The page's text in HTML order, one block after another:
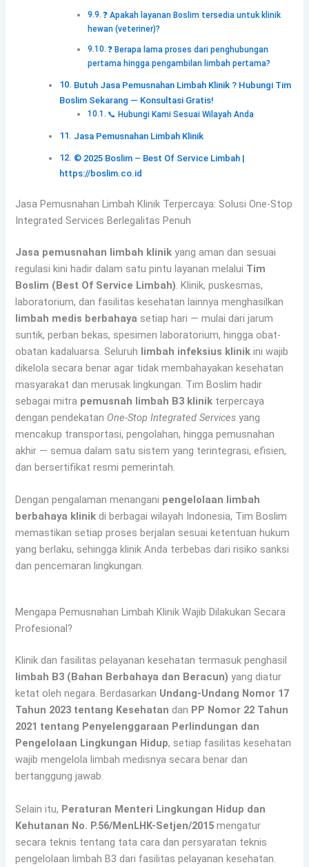
❓ Apakah layanan Boslim tersedia untuk klinik
hewan (veteriner)?
❓ Berapa lama proses dari penghubungan
pertama hingga pengambilan limbah pertama?
Butuh Jasa Pemusnahan Limbah Klinik ? Hubungi Tim
Boslim Sekarang — Konsultasi Gratis!
📞 Hubungi Kami Sesuai Wilayah Anda
Jasa Pemusnahan Limbah Klinik
© 2025 Boslim – Best Of Service Limbah |
https://boslim.co.id
Jasa Pemusnahan Limbah Klinik Terpercaya: Solusi One-Stop
Integrated Services Berlegalitas Penuh
Jasa pemusnahan limbah klinik yang aman dan sesuai
regulasi kini hadir dalam satu pintu layanan melalui Tim
Boslim (Best Of Service Limbah). Klinik, puskesmas,
laboratorium, dan fasilitas kesehatan lainnya menghasilkan
limbah medis berbahaya setiap hari — mulai dari jarum
suntik, perban bekas, spesimen laboratorium, hingga obat-
obatan kadaluarsa. Seluruh limbah infeksius klinik ini wajib
dikelola secara benar agar tidak membahayakan kesehatan
masyarakat dan merusak lingkungan. Tim Boslim hadir
sebagai mitra pemusnah limbah B3 klinik terpercaya
dengan pendekatan One-Stop Integrated Services yang
mencakup transportasi, pengolahan, hingga pemusnahan
akhir — semua dalam satu sistem yang terintegrasi, efisien,
dan bersertifikat resmi pemerintah.
Dengan pengalaman menangani pengelolaan limbah
berbahaya klinik di berbagai wilayah Indonesia, Tim Boslim
memastikan setiap proses berjalan sesuai ketentuan hukum
yang berlaku, sehingga klinik Anda terbebas dari risiko sanksi
dan pencemaran lingkungan.
Mengapa Pemusnahan Limbah Klinik Wajib Dilakukan Secara
Profesional?
Klinik dan fasilitas pelayanan kesehatan termasuk penghasil
limbah B3 (Bahan Berbahaya dan Beracun) yang diatur
ketat oleh negara. Berdasarkan Undang-Undang Nomor 17
Tahun 2023 tentang Kesehatan dan PP Nomor 22 Tahun
2021 tentang Penyelenggaraan Perlindungan dan
Pengelolaan Lingkungan Hidup, setiap fasilitas kesehatan
wajib mengelola limbah medisnya secara benar dan
bertanggung jawab.
Selain itu, Peraturan Menteri Lingkungan Hidup dan
Kehutanan No. P.56/MenLHK-Setjen/2015 mengatur
secara teknis tentang tata cara dan persyaratan teknis
pengelolaan limbah B3 dari fasilitas pelayanan kesehatan.